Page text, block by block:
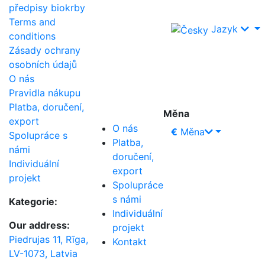
předpisy biokrby
Terms and
conditions
Zásady ochrany
osobních údajů
O nás
Pravidla nákupu
Platba, doručení,
export
Spolupráce s
námi
Individuální
projekt
Kategorie:
Our address:
Piedrujas 11, Rīga,
LV-1073, Latvia
O nás
Platba,
doručení,
export
Spolupráce
s námi
Individuální
projekt
Kontakt
Jazyk
Měna
€ Měna